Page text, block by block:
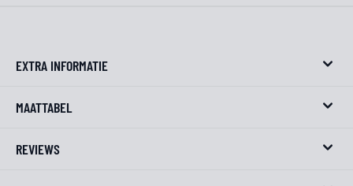
EXTRA INFORMATIE
MAATTABEL
REVIEWS